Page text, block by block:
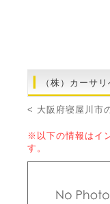
（株）カーサ
< 大阪府寝屋川市
※以下の情報はイ
す。